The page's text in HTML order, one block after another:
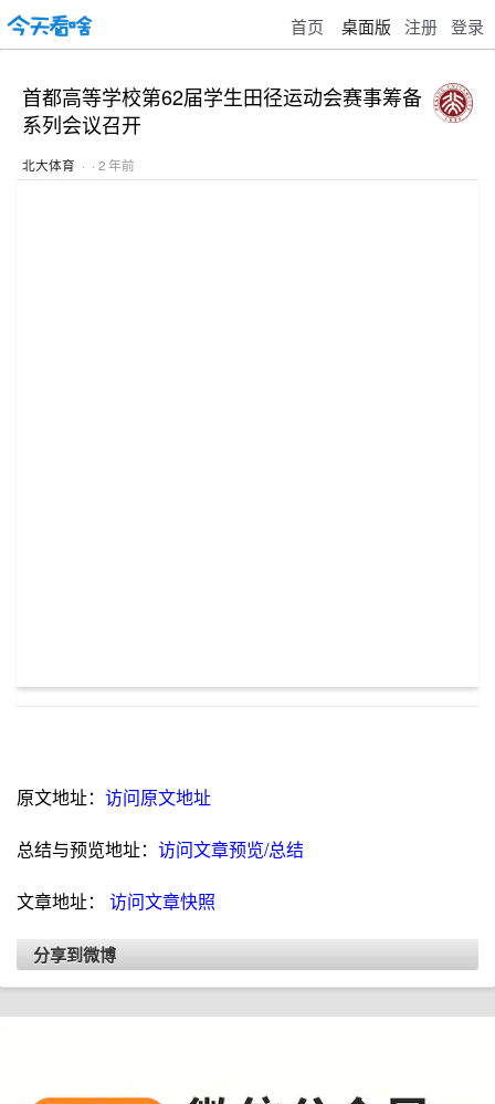
首页 桌面版 注册 登录
首都高等学校第62届学生田径运动会赛事筹备
系列会议召开
北大体育 · · 2 年前
原文地址： 访问原文地址
总结与预览地址： 访问文章预览/总结
文章地址： 访问文章快照
分享到微博